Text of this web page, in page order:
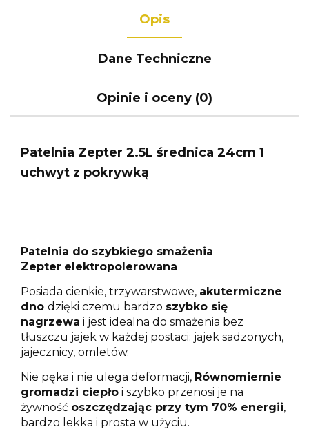
Opis
Dane Techniczne
Opinie i oceny (0)
Patelnia Zepter 2.5L średnica 24cm 1
uchwyt z pokrywką
Patelnia do szybkiego smażenia
Zepter elektropolerowana
Posiada cienkie, trzywarstwowe, akutermiczne
dno dzięki czemu bardzo szybko się
nagrzewa i jest idealna do smażenia bez
tłuszczu jajek w każdej postaci: jajek sadzonych,
jajecznicy, omletów.
Nie pęka i nie ulega deformacji, Równomiernie
gromadzi ciepło i szybko przenosi je na
żywność oszczędzając przy tym 70% energii,
bardzo lekka i prosta w użyciu.